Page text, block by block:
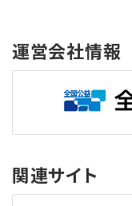
運営会社情報
関連サイト